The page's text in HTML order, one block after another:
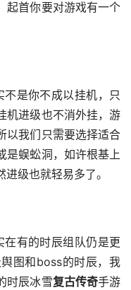
起首你要对游戏有一个
机进级也不消外挂，游
以我们只需要选择适合
是蜈蚣洞，如许根基上
级也就轻易多了。
图和boss的时辰，我
时辰冰雪复古传奇手游